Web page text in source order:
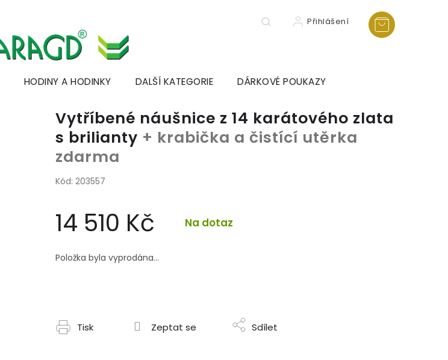
Přihlášení
HODINY A HODINKY DALŠÍ KATEGORIE DÁRKOVÉ POUKAZY
Vytříbené náušnice z 14 karátového zlata
s brilianty + krabička a čistící utěrka
zdarma
Kód: 203557
14 510 Kč Na dotaz
cena:
Položka byla vyprodána…
Tisk Zeptat se Sdílet